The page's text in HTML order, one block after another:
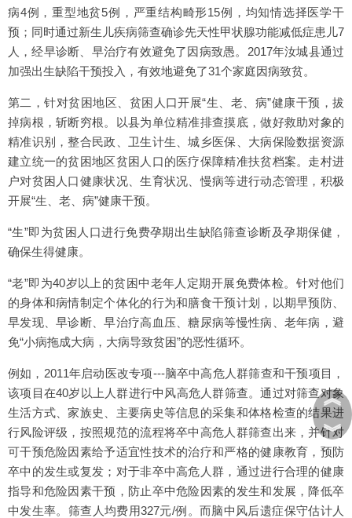
病4例，重型地贫5例，严重结构畸形15例，均知情选择医学干
预；同时通过新生儿疾病筛查确诊先天性甲状腺功能减低症患儿7
人，经早诊断、早治疗有效避免了因病致愚。2017年汝城县通过
加强出生缺陷干预投入，有效地避免了31个家庭因病致贫。
第二，针对贫困地区、贫困人口开展“生、老、病”健康干预，拔
掉病根，斩断穷根。以县为单位精准排查摸底，做好救助对象的
精准识别，整合民政、卫生计生、城乡医保、大病保险数据资源
建立统一的贫困地区贫困人口的医疗保障精准扶贫档案。走村进
户对贫困人口健康状况、生育状况、慢病等进行动态管理，积极
开展“生、老、病”健康干预。
“生”即为贫困人口进行免费孕期出生缺陷筛查诊断及孕期保健，
确保生得健康。
“老”即为40岁以上的贫困中老年人定期开展免费体检。针对他们
的身体和病情制定个体化的行为和膳食干预计划，以期早预防、
早发现、早诊断、早治疗高血压、糖尿病等慢性病、老年病，避
免“小病拖成大病，大病导致贫困”的恶性循环。
例如，2011年启动医改专项---脑卒中高危人群筛查和干预项目，
该项目在40岁以上人群进行中风高危人群筛查。通过对筛查对象
生活方式、家族史、主要病史等信息的采集和体格检查的结果进
行风险评级，按照规范的流程将卒中高危人群筛查出来，并针对
可干预危险因素给予适宜性技术的治疗和严格的健康教育，预防
卒中的发生或复发；对于非卒中高危人群，通过进行合理的健康
指导和危险因素干预，防止卒中危险因素的发生和发展，降低卒
中发生率。筛查人均费用327元/例。而脑中风后遗症保守估计人
︽
︾